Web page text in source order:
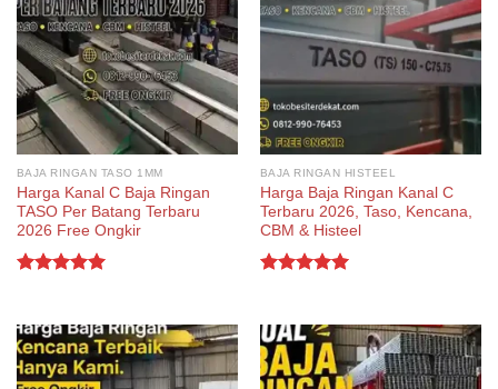
BAJA RINGAN TASO 1MM
Harga Kanal C Baja Ringan
TASO Per Batang Terbaru
2026 Free Ongkir
BAJA RINGAN HISTEEL
Harga Baja Ringan Kanal C
Terbaru 2026, Taso, Kencana,
CBM & Histeel